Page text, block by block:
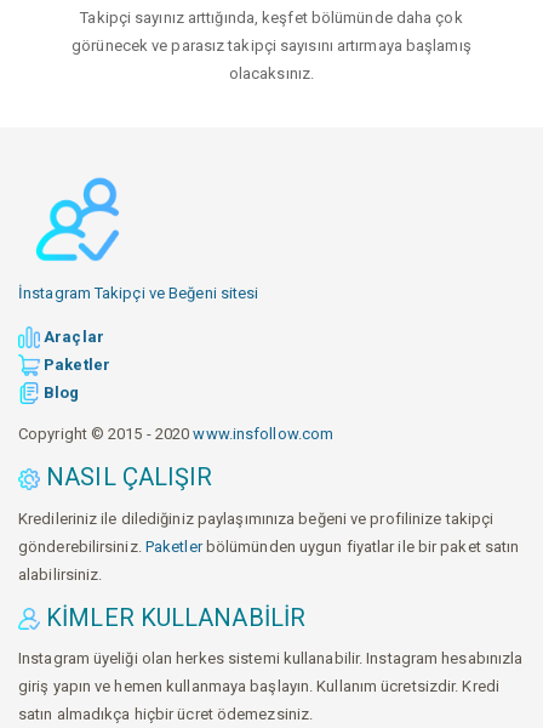
Takipçi sayınız arttığında, keşfet bölümünde daha çok
görünecek ve parasız takipçi sayısını artırmaya başlamış
olacaksınız.
İnstagram Takipçi ve Beğeni sitesi
Araçlar
Paketler
Blog
Copyright © 2015 - 2020www.insfollow.com
NASIL ÇALIŞIR
Kredileriniz ile dilediğiniz paylaşımınıza beğeni ve profilinize takipçi
gönderebilirsiniz. Paketlerbölümünden uygun fiyatlar ile bir paket satın
alabilirsiniz.
KIMLER KULLANABILIR
Instagram üyeliği olan herkes sistemi kullanabilir. Instagram hesabınızla
giriş yapın ve hemen kullanmaya başlayın. Kullanım ücretsizdir. Kredi
satın almadıkça hiçbir ücret ödemezsiniz.